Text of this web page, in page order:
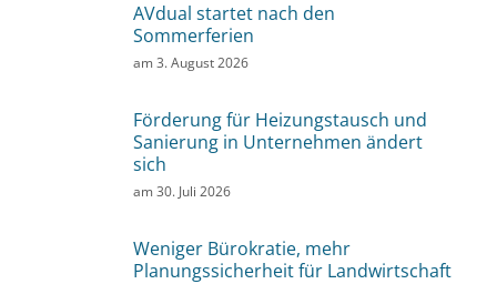
AVdual startet nach den
Sommerferien
am3. August 2026
Förderung für Heizungstausch und
Sanierung in Unternehmen ändert
sich
am30. Juli 2026
Weniger Bürokratie, mehr
Planungssicherheit für Landwirtschaft